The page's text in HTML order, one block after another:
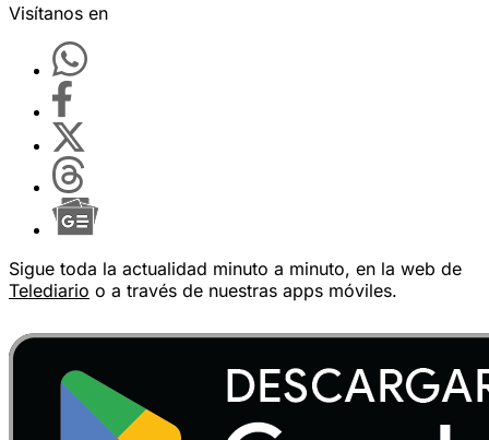
Visítanos en
Sigue toda la actualidad minuto a minuto, en la web de
Telediario o a través de nuestras apps móviles.